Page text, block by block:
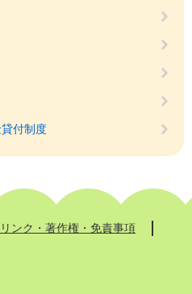
付制度
リンク・著作権・免責事項